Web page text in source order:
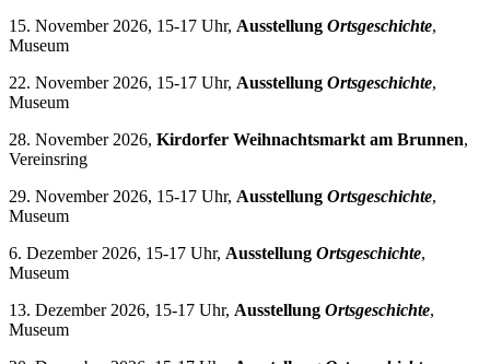
15. November 2026, 15-17 Uhr, Ausstellung Ortsgeschichte,
Museum
22. November 2026, 15-17 Uhr, Ausstellung Ortsgeschichte,
Museum
28. November 2026, Kirdorfer Weihnachtsmarkt am Brunnen,
Vereinsring
29. November 2026, 15-17 Uhr, Ausstellung Ortsgeschichte,
Museum
6. Dezember 2026, 15-17 Uhr, Ausstellung Ortsgeschichte,
Museum
13. Dezember 2026, 15-17 Uhr, Ausstellung Ortsgeschichte,
Museum